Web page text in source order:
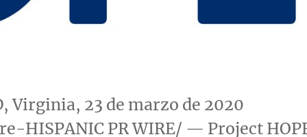
Virginia, 23 de marzo de 2020
HISPANIC PR WIRE/ — Project